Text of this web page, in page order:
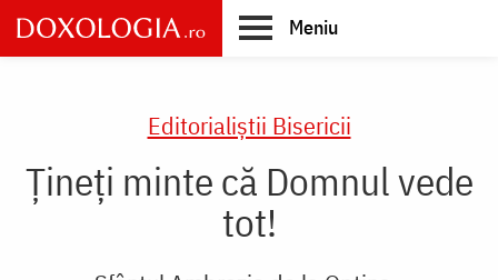
Skip
to
main
Meniu
Editorialiștii Bisericii
Țineți minte că Domnul vede
tot!